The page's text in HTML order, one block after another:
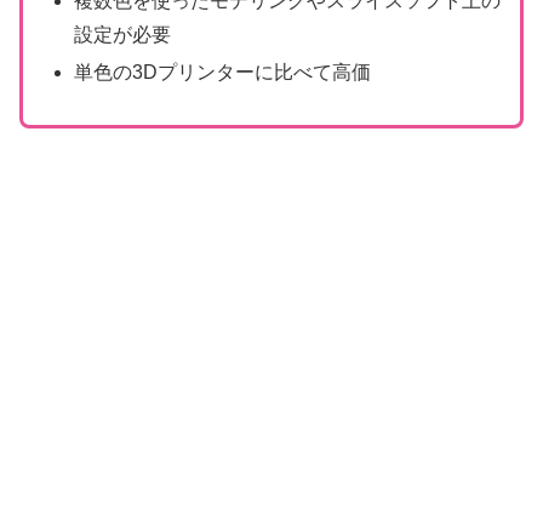
設定が必要
単色の3Dプリンターに比べて高価